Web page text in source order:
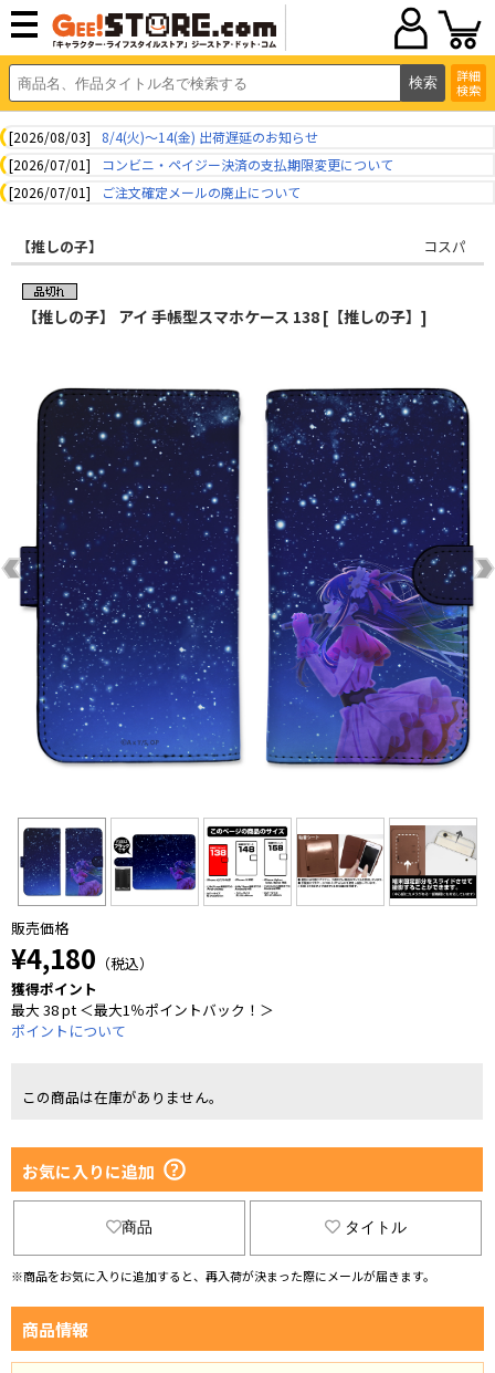
詳細
検索
[2026/08/03]
8/4(火)～14(金) 出荷遅延のお知らせ
[2026/07/01]
コンビニ・ペイジー決済の支払期限変更について
[2026/07/01]
ご注文確定メールの廃止について
【推しの子】 コスパ
【推しの子】 アイ 手帳型スマホケース 138 [【推しの子】]
販売価格
¥4,180 （税込）
獲得ポイント
最大 38 pt ＜最大1％ポイントバック！＞
ポイントについて
この商品は在庫がありません。
お気に入りに追加
商品 タイトル
※商品をお気に入りに追加すると、再入荷が決まった際にメールが届きます。
商品情報